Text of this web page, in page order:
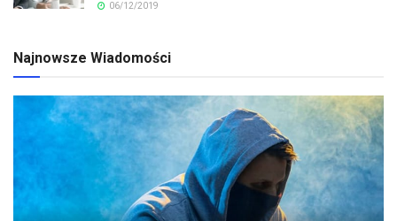
06/12/2019
Najnowsze Wiadomości